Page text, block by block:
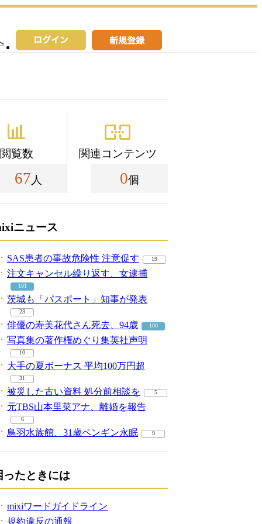
閲覧数
67 人
関連コンテンツ
0個
ニュース
SAS患者の事故危険性 注意促す 19
注文キャンセル繰り返す、女逮捕
101
茨城も「パスポート」知事が発表
23
俳優の寿美花代さん死去、94歳 100
写真集の著作権めぐり集英社声明
10
大手の夏ボーナス 平均100万円超
31
被災した古い資料 処分前相談を 5
元TBS山本里菜アナ、離婚を報告
6
鳥羽水族館、31歳ペンギン永眠 9
ったときには
mixiワードガイドライン
規約違反の通報